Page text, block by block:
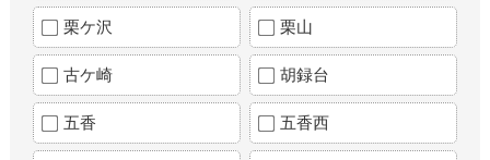
栗ケ沢 栗山
古ケ崎 胡録台
五香 五香西